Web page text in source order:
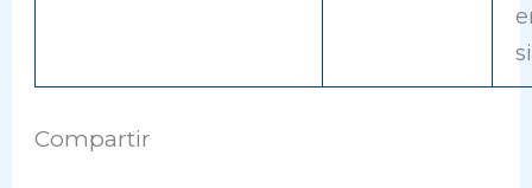
Compartir